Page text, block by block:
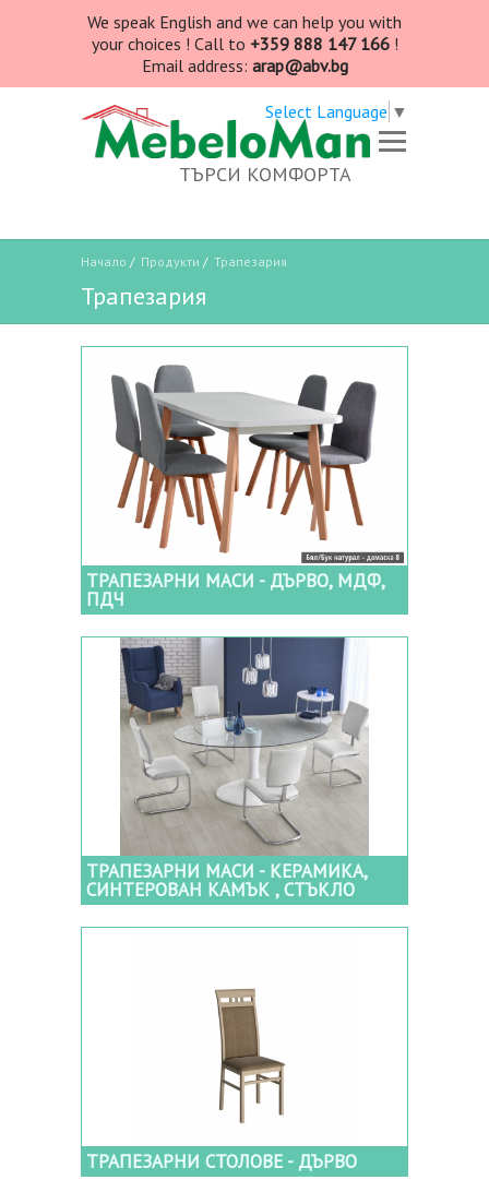
We speak English and we can help you with
your choices ! Call to +359 888 147 166!
Email address: arap@abv.bg
Select Language ▼
ТЪРСИ КОМФОРТА
Начало / Продукти / Трапезария
Трапезария
ТРАПЕЗАРНИ МАСИ - ДЪРВО, МДФ,
ПДЧ
ТРАПЕЗАРНИ МАСИ - КЕРАМИКА,
СИНТЕРОВАН КАМЪК , СТЪКЛО
ТРАПЕЗАРНИ СТОЛОВЕ - ДЪРВО